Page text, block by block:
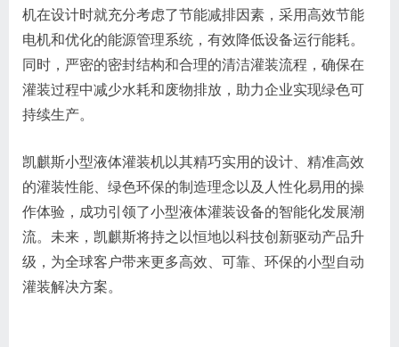
机在设计时就充分考虑了节能减排因素，采用高效节能
电机和优化的能源管理系统，有效降低设备运行能耗。
同时，严密的密封结构和合理的清洁灌装流程，确保在
灌装过程中减少水耗和废物排放，助力企业实现绿色可
持续生产。
凯麒斯小型液体灌装机以其精巧实用的设计、精准高效
的灌装性能、绿色环保的制造理念以及人性化易用的操
作体验，成功引领了小型液体灌装设备的智能化发展潮
流。未来，凯麒斯将持之以恒地以科技创新驱动产品升
级，为全球客户带来更多高效、可靠、环保的小型自动
灌装解决方案。